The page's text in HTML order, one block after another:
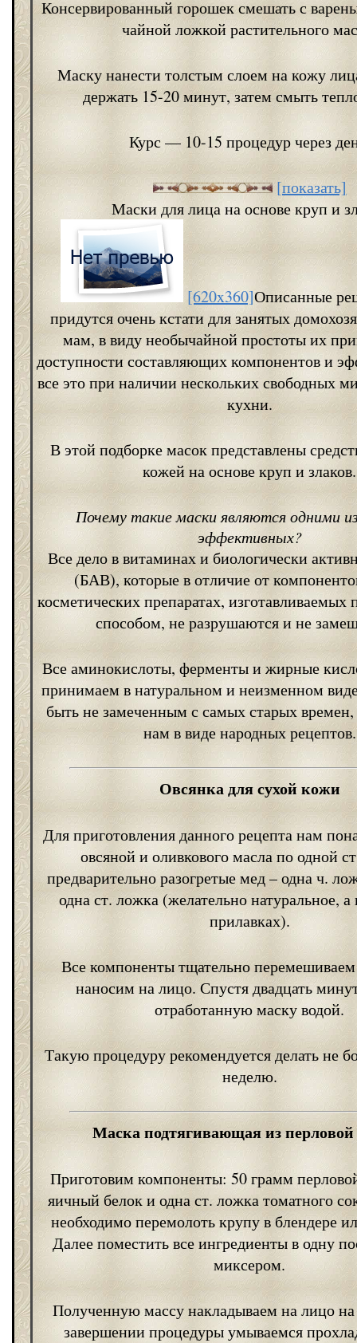
Консервированный горошек смешать с
чайной ложкой растительного
Маску нанести толстым слоем на кожу
держать 15-20 минут, затем смыть
Курс — 10-15 процедур через
[показать]
Маски для лица на основе круп и
[620x360]Описанные
придутся очень кстати для занятых
мам, в виду необычайной простоты их
доступности составляющих компонентов и
все это при наличии нескольких свободных
кухни.
В этой подборке масок представлены
кожей на основе круп и злаков.
Почему такие маски являются одними
эффективных?
Все дело в витаминах и биологически
(БАВ), которые в отличие от
косметических препаратах,
способом, не разрушаются и не
Все аминокислоты, ферменты и жирные
принимаем в натуральном и неизменном
быть не замеченным с самых старых
нам в виде народных рецептов.
Овсянка для сухой кожи
Для приготовления данного рецепта нам
овсяной и оливкового масла по одной
предварительно разогретые мед – одна ч.
одна ст. ложка (желательно натуральное, а
прилавках).
Все компоненты тщательно
наносим на лицо. Спустя двадцать
отработанную маску водой.
Такую процедуру рекомендуется делать не
неделю.
Маска подтягивающая из
Приготовим компоненты: 50 грамм
яичный белок и одна ст. ложка томатного
необходимо перемолоть крупу в блендере
Далее поместить все ингредиенты в одну
миксером.
Полученную массу накладываем на лицо
завершении процедуры умываемся